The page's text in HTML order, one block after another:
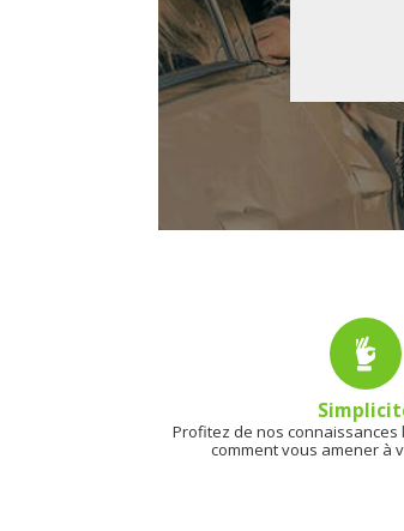
Profitez de nos connaissances
comment vous amener à